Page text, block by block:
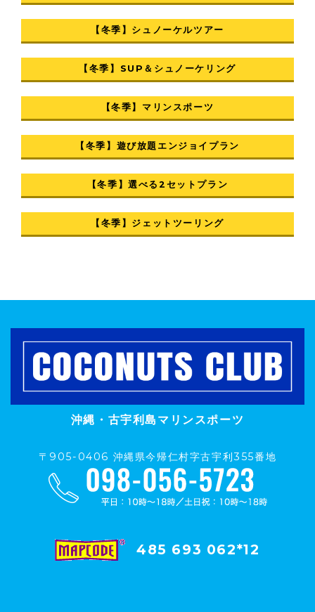
【冬季】シュノーケルツアー
【冬季】SUP＆シュノーケリング
【冬季】マリンスポーツ
【冬季】遊び放題エンジョイプラン
【冬季】選べる2セットプラン
【冬季】ジェットツーリング
沖縄・古宇利島マリンスポーツ
〒905-0406 沖縄県今帰仁村字古宇利355番地
485 693 062*12